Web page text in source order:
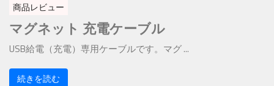
商品レビュー
マグネット 充電ケーブル
USB給電（充電）専用ケーブルです。マグ ...
続きを読む